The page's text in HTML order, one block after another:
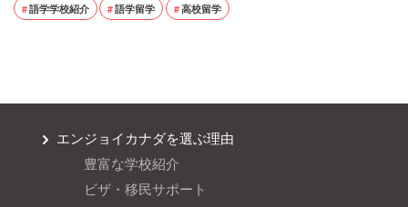
語学学校紹介
語学留学 高校留学
エンジョイカナダを選ぶ理由
豊富な学校紹介
ビザ・移民サポート